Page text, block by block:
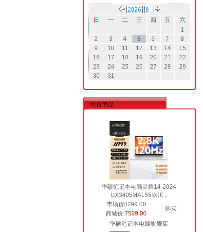
日 一 二 三 四 五
六
1
2
3 4 5 6 7
8
9
10 11 12 13 14
15
16
17 18 19 20 21
22
23
24 25 26 27 28
29
30
31
特价商品
华硕笔记本电脑灵耀14-2024
UX3405MA155冰川...
市场价8299.00
购买
商城价:7599.00
华硕笔记本电脑旗舰店